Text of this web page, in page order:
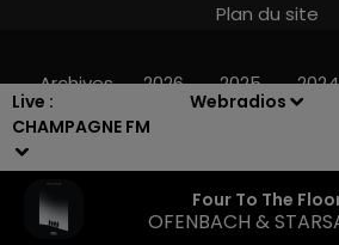
Live :
CHAMPAGNE FM
Webradios
Four To The
OFENBACH &
15h00 - 19h00Plan du site
Archives 2026 2025 2024